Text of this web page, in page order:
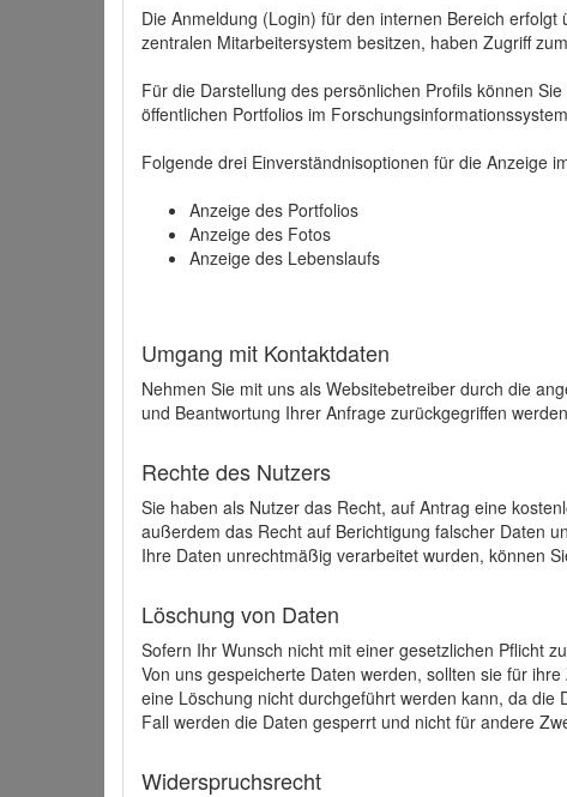
Die Anmeldung (Login) für den internen Bereich
zentralen Mitarbeitersystem besitzen, haben Zugriff
Für die Darstellung des persönlichen Profils können
öffentlichen Portfolios im
Folgende drei Einverständnisoptionen für die Anzeige
Anzeige des Portfolios
Anzeige des Fotos
Anzeige des Lebenslaufs
Umgang mit Kontaktdaten
Nehmen Sie mit uns als Websitebetreiber durch die
und Beantwortung Ihrer Anfrage zurückgegriffen
Rechte des Nutzers
Sie haben als Nutzer das Recht, auf Antrag eine
außerdem das Recht auf Berichtigung falscher Daten
Ihre Daten unrechtmäßig verarbeitet wurden, können
Löschung von Daten
Sofern Ihr Wunsch nicht mit einer gesetzlichen Pflicht
Von uns gespeicherte Daten werden, sollten sie für
eine Löschung nicht durchgeführt werden kann, da
Fall werden die Daten gesperrt und nicht für andere
Widerspruchsrecht